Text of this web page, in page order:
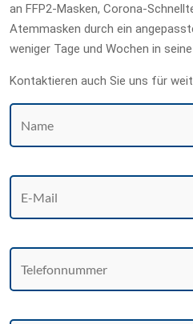
an FFP2-Masken, Corona-
Atemmasken durch ein
weniger Tage und Wochen in
Kontaktieren auch Sie uns für